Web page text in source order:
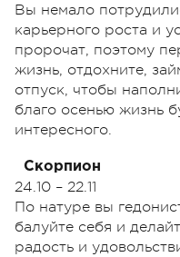
Вы немало
карьерного роста и
пророчат, поэтому
жизнь, отдохните,
отпуск, чтобы
благо осенью жизнь
интересного.
Скорпион
24.10 – 22.11
По натуре вы
балуйте себя и
радость и